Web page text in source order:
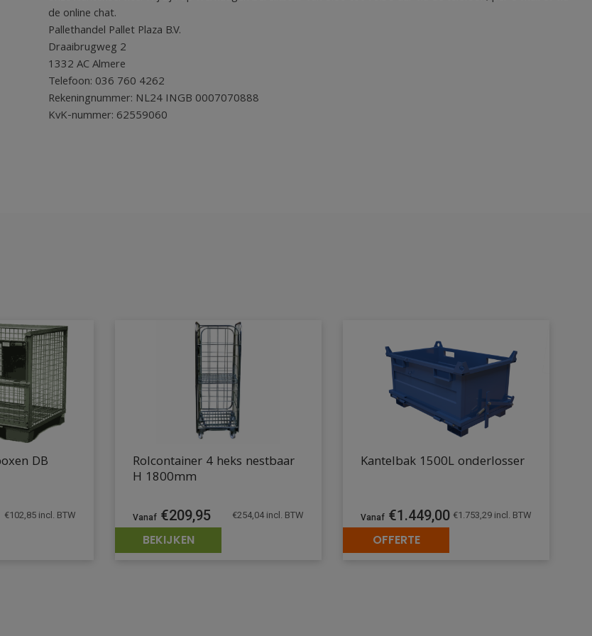
de online chat.
Pallethandel Pallet Plaza B.V.
Draaibrugweg 2
1332 AC Almere
Telefoon: 036 760 4262
Rekeningnummer: NL24 INGB 0007070888
KvK-nummer: 62559060
DB
€102,85 incl. BTW
Rolcontainer 4 heks nestbaar
H 1800mm
€209,95 €254,04 incl. BTW
BEKIJKEN
Kantelbak 1500L onderlosser
€1.449,00 €1.753,29 incl. BTW
OFFERTE